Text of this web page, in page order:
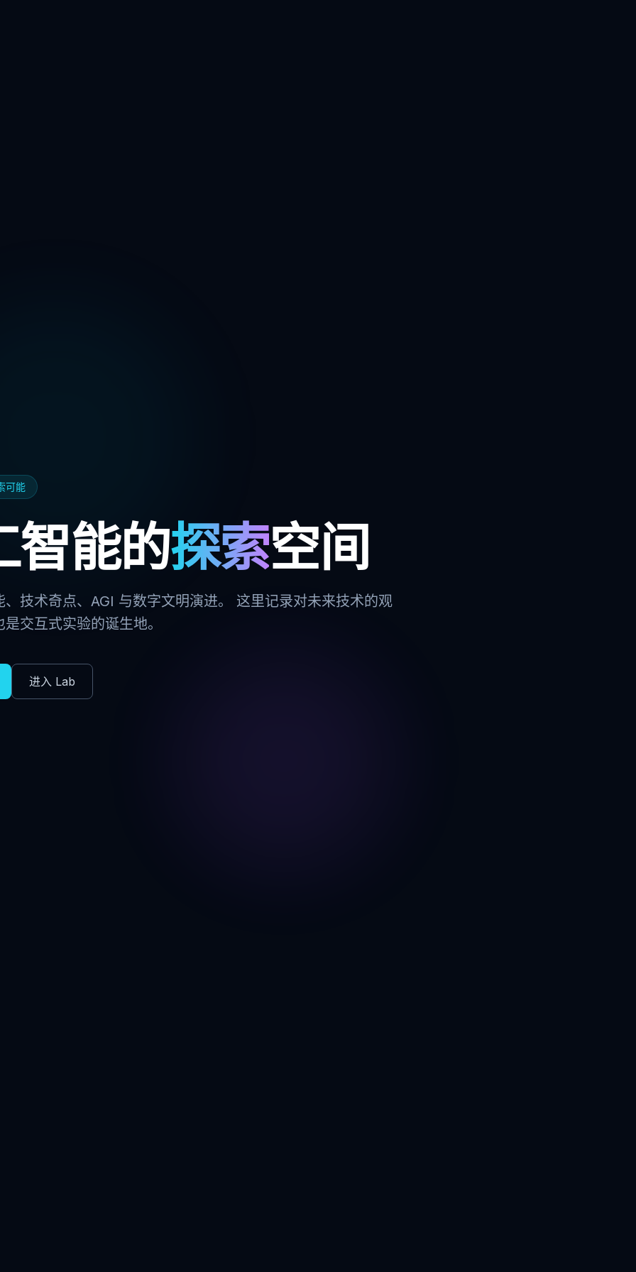
可能
智能的探索空间
、技术奇点、AGI 与数字文明演进。 这里记录对未来技术的观
交互式实验的诞生地。
进入 Lab